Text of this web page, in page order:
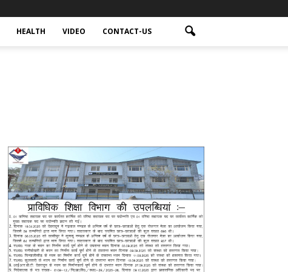
HEALTH VIDEO CONTACT-US